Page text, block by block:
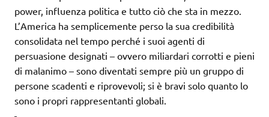
power, influenza politica e tutto ciò che sta in mezzo.
L’America ha semplicemente perso la sua credibilità
consolidata nel tempo perché i suoi agenti di
persuasione designati – ovvero miliardari corrotti e pieni
di malanimo – sono diventati sempre più un gruppo di
persone scadenti e riprovevoli; si è bravi solo quanto lo
sono i propri rappresentanti globali.